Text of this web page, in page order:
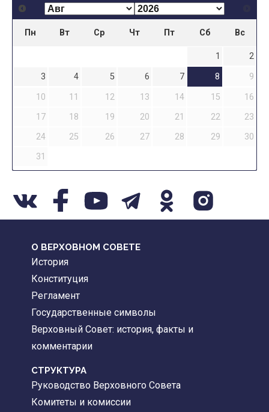
Пн Вт Ср Чт Пт Сб Вс
1
2
3
4 5 6 7 8
9
10
11 12 13 14 15
16
17
18 19 20 21 22
23
24
25 26 27 28 29
30
31
О ВЕРХОВНОМ СОВЕТЕ
История
Конституция
Регламент
Государственные символы
Верховный Совет: история, факты и
комментарии
CТРУКТУРА
Руководство Верховного Совета
Комитеты и комиссии